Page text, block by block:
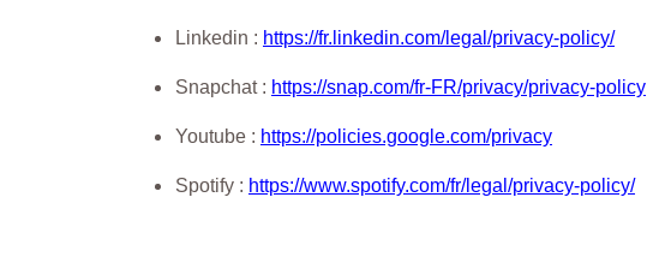
Linkedin : https://fr.linkedin.com/legal/privacy-policy/
Snapchat : https://snap.com/fr-FR/privacy/privacy-policy
Youtube : https://policies.google.com/privacy
Spotify : https://www.spotify.com/fr/legal/privacy-policy/